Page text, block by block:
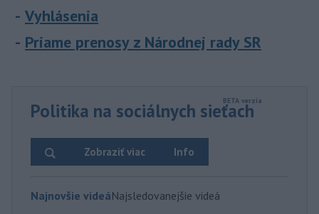
Vyhlásenia
Priame prenosy z Národnej rady SR
Politika na sociálnych sieťach
Info
Zobraziť viac
Najnovšie videáNajsledovanejšie videá